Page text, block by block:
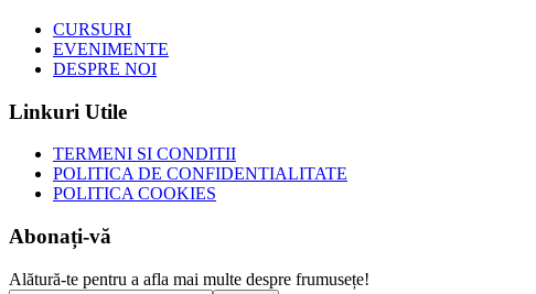
CURSURI
EVENIMENTE
DESPRE NOI
Linkuri Utile
TERMENI SI CONDITII
POLITICA DE CONFIDENTIALITATE
POLITICA COOKIES
Abonați-vă
Alătură-te pentru a afla mai multe despre frumusețe!